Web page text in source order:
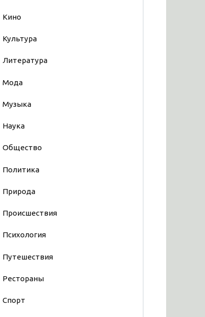
Кино
Культура
Литература
Мода
Музыка
Наука
Общество
Политика
Природа
Происшествия
Психология
Путешествия
Рестораны
Спорт